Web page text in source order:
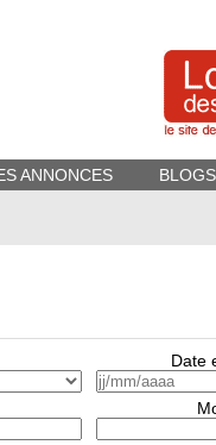
ANNONCES
Date